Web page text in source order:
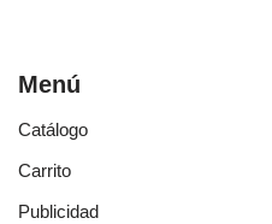
Menú
Catálogo
Carrito
Publicidad